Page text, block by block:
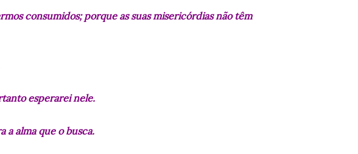
consumidos; porque as suas misericórdias não têm
esperarei nele.
a alma que o busca.